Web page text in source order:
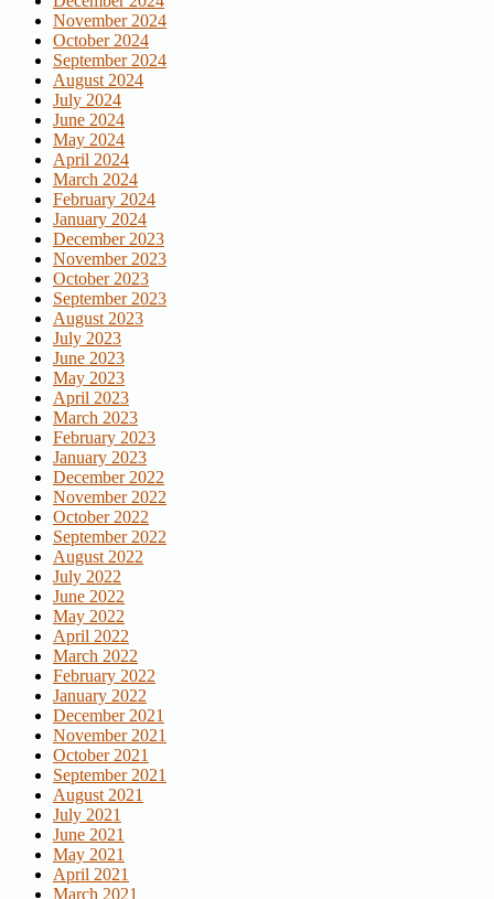
November 2024
October 2024
September 2024
August 2024
July 2024
June 2024
May 2024
April 2024
March 2024
February 2024
January 2024
December 2023
November 2023
October 2023
September 2023
August 2023
July 2023
June 2023
May 2023
April 2023
March 2023
February 2023
January 2023
December 2022
November 2022
October 2022
September 2022
August 2022
July 2022
June 2022
May 2022
April 2022
March 2022
February 2022
January 2022
December 2021
November 2021
October 2021
September 2021
August 2021
July 2021
June 2021
May 2021
April 2021
March 2021